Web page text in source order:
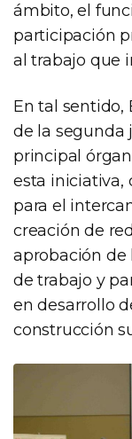
ámbito, el
participación
al trabajo que
En tal sentido,
de la segunda
principal
esta iniciativa,
para el
creación de
aprobación de
de trabajo y
en desarrollo
construcción